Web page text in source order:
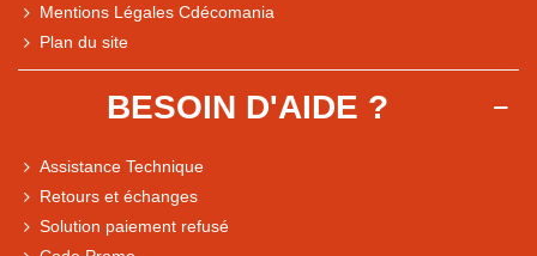
Mentions Légales Cdécomania
Plan du site
BESOIN D'AIDE ?
Assistance Technique
Retours et échanges
Solution paiement refusé